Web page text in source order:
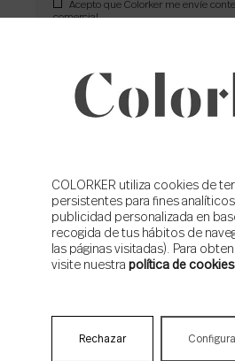
Acepto que Colorker me envíe
comercial
NOTICIAS
COLORKER utiliza cookies de
persistentes para fines
publicidad personalizada en
recogida de tus hábitos de
las páginas visitadas). Para
visite nuestra política de cookies
Rechazar